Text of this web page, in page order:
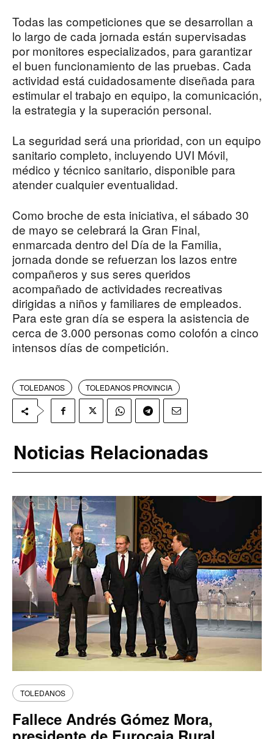
Todas las competiciones que se desarrollan a
lo largo de cada jornada están supervisadas
por monitores especializados, para garantizar
el buen funcionamiento de las pruebas. Cada
actividad está cuidadosamente diseñada para
estimular el trabajo en equipo, la comunicación,
la estrategia y la superación personal.
La seguridad será una prioridad, con un equipo
sanitario completo, incluyendo UVI Móvil,
médico y técnico sanitario, disponible para
atender cualquier eventualidad.
Como broche de esta iniciativa, el sábado 30
de mayo se celebrará la Gran Final,
enmarcada dentro del Día de la Familia,
jornada donde se refuerzan los lazos entre
compañeros y sus seres queridos
acompañado de actividades recreativas
dirigidas a niños y familiares de empleados.
Para este gran día se espera la asistencia de
cerca de 3.000 personas como colofón a cinco
intensos días de competición.
TOLEDANOS TOLEDANOS PROVINCIA
Noticias Relacionadas
TOLEDANOS
Fallece Andrés Gómez Mora,